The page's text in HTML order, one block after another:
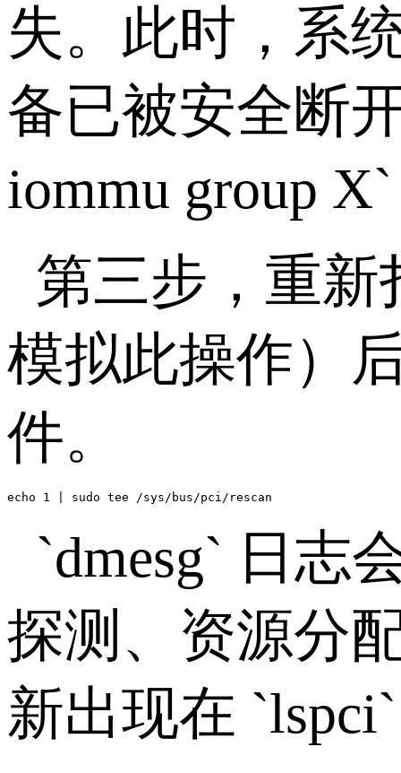
失。此时，系
备已被安全断
iommu group
第三步，重新
模拟此操作）
件。
echo 1 | sudo tee /sys/bus/pci/rescan
`dmesg` 日志
探测、资源分
新出现在